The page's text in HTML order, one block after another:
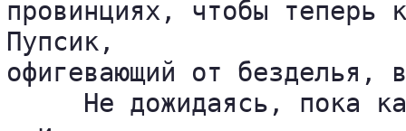
провинциях, чтобы теперь
Пупсик,
офигевающий от
Не дожидаясь, пока